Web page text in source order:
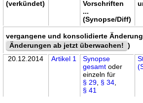
(verkündet)
Vorschriften
...
(Synopse/Diff)
vergangene und konsolidierte
Änderungen ab jetzt überwachen! )
20.12.2014
Artikel 1
Synopse
gesamt oder
einzeln für
§ 29 § 34
§ 41